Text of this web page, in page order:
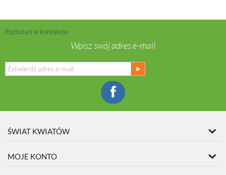
Pozostań w kontakcie
Wpisz swój adres e-mail
ŚWIAT KWIATÓW
MOJE KONTO